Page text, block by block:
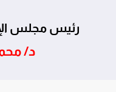
رئيس مجلس
د/